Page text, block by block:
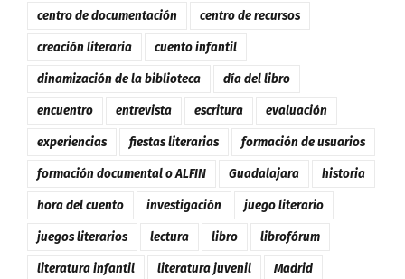
centro de documentación centro de recursos
creación literaria cuento infantil
dinamización de la biblioteca día del libro
encuentro entrevista escritura evaluación
experiencias fiestas literarias formación de usuarios
formación documental o ALFIN Guadalajara historia
hora del cuento investigación juego literario
juegos literarios lectura libro librofórum
literatura infantil literatura juvenil Madrid